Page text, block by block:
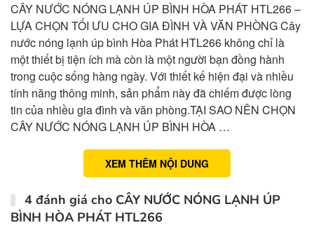
CÂY NƯỚC NÓNG LẠNH ÚP BÌNH HÒA PHÁT HTL266 –
LỰA CHỌN TỐI ƯU CHO GIA ĐÌNH VÀ VĂN PHÒNG Cây
nước nóng lạnh úp bình Hòa Phát HTL266 không chỉ là
một thiết bị tiện ích mà còn là một người bạn đồng hành
trong cuộc sống hàng ngày. Với thiết kế hiện đại và nhiều
tính năng thông minh, sản phẩm này đã chiếm được lòng
tin của nhiều gia đình và văn phòng.TẠI SAO NÊN CHỌN
CÂY NƯỚC NÓNG LẠNH ÚP BÌNH HÒA …
XEM THÊM NỘI DUNG
4 đánh giá cho CÂY NƯỚC NÓNG LẠNH ÚP
BÌNH HÒA PHÁT HTL266